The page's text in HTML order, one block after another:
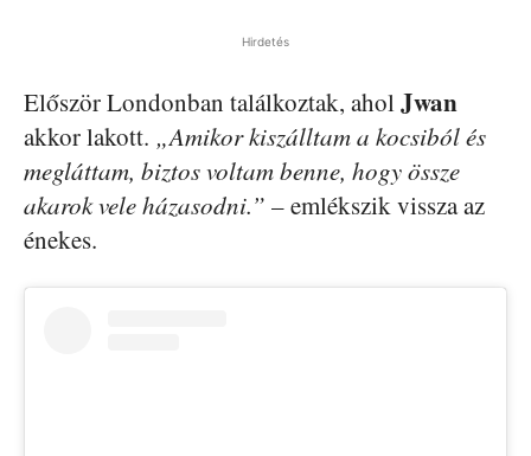
Hirdetés
Először Londonban találkoztak, aholJwan
akkor lakott. „Amikor kiszálltam a kocsiból és
megláttam, biztos voltam benne, hogy össze
akarok vele házasodni.” – emlékszik vissza az
énekes.